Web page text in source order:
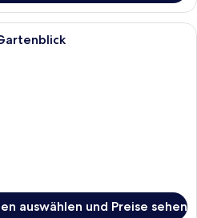
Deluxe-Zimmer, Terrasse,
auswählen und Preise sehen